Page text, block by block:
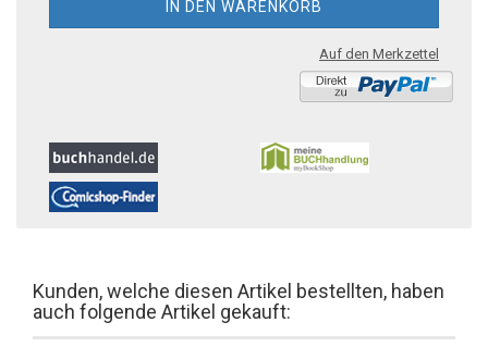
Auf den Merkzettel
Kunden, welche diesen Artikel bestellten, haben
auch folgende Artikel gekauft: